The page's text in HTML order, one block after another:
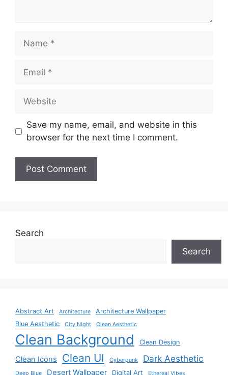
Name
Email
Website
Save my name, email, and website in this
browser for the next time I comment.
Search
Search
Abstract Art Architecture
Architecture Wallpaper
Blue Aesthetic
City Night Clean Aesthetic
Clean Background Clean Design
Clean Icons Clean UI Cyberpunk Dark Aesthetic
Deep Blue Desert Wallpaper Digital Art Ethereal Vibes